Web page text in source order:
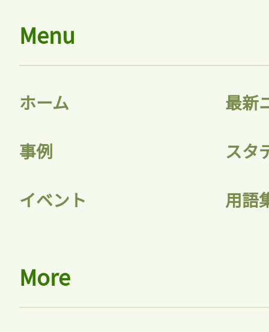
ログイン
会員登録
Menu
ホーム 最新
事例 スタ
イベント 用語
More